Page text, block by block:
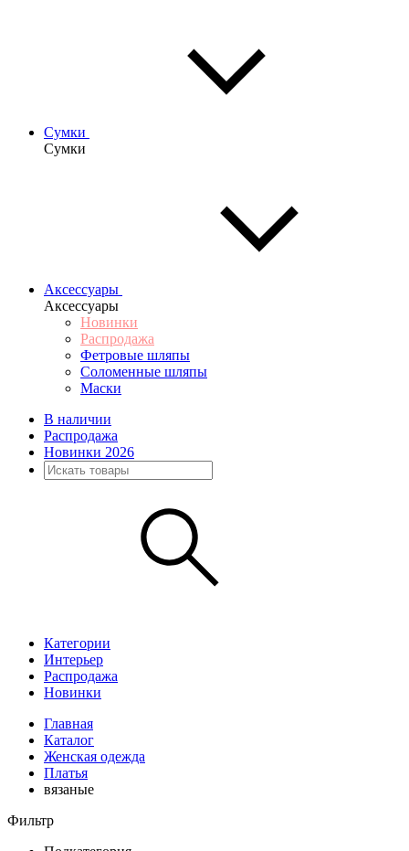
Сумки
Сумки
Аксессуары
Аксессуары
Новинки
Распродажа
Фетровые шляпы
Соломенные шляпы
Маски
В наличии
Распродажа
Новинки 2026
Категории
Интерьер
Распродажа
Новинки
Главная
Каталог
Женская одежда
Платья
вязаные
Фильтр